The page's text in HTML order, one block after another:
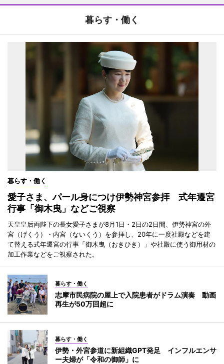
暮らす・働く
暮らす・働く
愛子さま、パール身につけ伊勢神宮参拝 式年遷宮
行事「御木曳」などご視察
天皇皇后両陛下の長女愛子さまが8月1日・2日の2日間、伊勢神宮の外
宮（げくう）・内宮（ないくう）を参拝し、20年に一度社殿などを建
て替える式年遷宮の行事「御木曳（おきひき）」や社殿に使う御用材の
加工作業などをご視察された。
暮らす・働く
志摩市民病院の屋上で入院患者がドラム演奏 動画
再生が50万回超に
暮らす・働く
伊勢・外宮参道に新組織GPT発足 インフルエンサ
ー夫婦が「令和の御師」に